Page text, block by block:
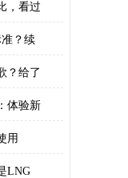
，看过
？续
？给了
体验新
用
LNG